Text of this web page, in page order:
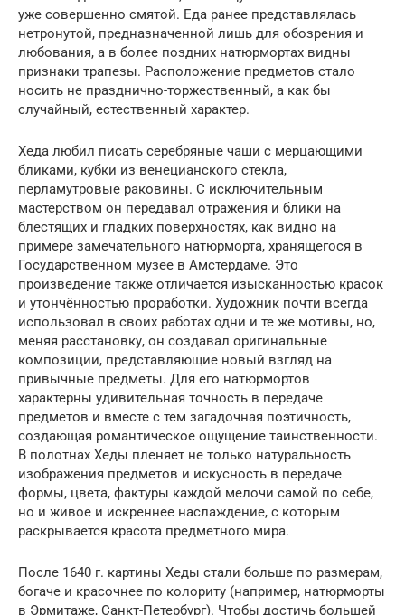
уже совершенно смятой. Еда ранее представлялась
нетронутой, предназначенной лишь для обозрения и
любования, а в более поздних натюрмортах видны
признаки трапезы. Расположение предметов стало
носить не празднично-торжественный, а как бы
случайный, естественный характер.
Хеда любил писать серебряные чаши с мерцающими
бликами, кубки из венецианского стекла,
перламутровые раковины. С исключительным
мастерством он передавал отражения и блики на
блестящих и гладких поверхностях, как видно на
примере замечательного натюрморта, хранящегося в
Государственном музее в Амстердаме. Это
произведение также отличается изысканностью красок
и утончённостью проработки. Художник почти всегда
использовал в своих работах одни и те же мотивы, но,
меняя расстановку, он создавал оригинальные
композиции, представляющие новый взгляд на
привычные предметы. Для его натюрмортов
характерны удивительная точность в передаче
предметов и вместе с тем загадочная поэтичность,
создающая романтическое ощущение таинственности.
В полотнах Хеды пленяет не только натуральность
изображения предметов и искусность в передаче
формы, цвета, фактуры каждой мелочи самой по себе,
но и живое и искреннее наслаждение, с которым
раскрывается красота предметного мира.
После 1640 г. картины Хеды стали больше по размерам,
богаче и красочнее по колориту (например, натюрморты
в Эрмитаже, Санкт-Петербург). Чтобы достичь большей